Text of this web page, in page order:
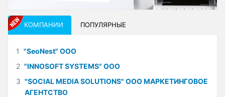
КОМПАНИИ ПОПУЛЯРНЫЕ
1 "SeoNest" ООО
2 "INNOSOFT SYSTEMS" ООО
3 "SOCIAL MEDIA SOLUTIONS" ООО МАРКЕТИНГОВОЕ
АГЕНТСТВО